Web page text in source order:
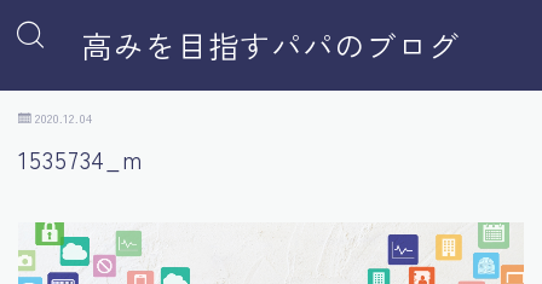
高みを目指すパパのブログ
2020.12.04
1535734_m